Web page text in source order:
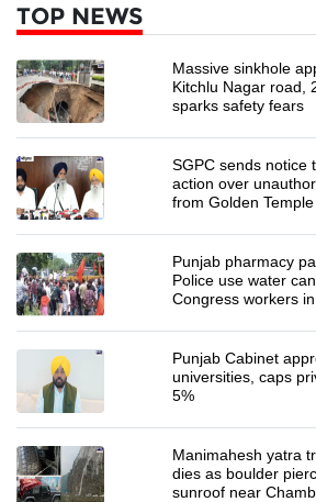
TOP NEWS
Massive sinkhole
Kitchlu Nagar road,
sparks safety fears
SGPC sends notice
action over
from Golden Temple
Punjab pharmacy
Police use water
Congress workers
Punjab Cabinet
universities, caps
5%
Manimahesh yatra
dies as boulder
sunroof near